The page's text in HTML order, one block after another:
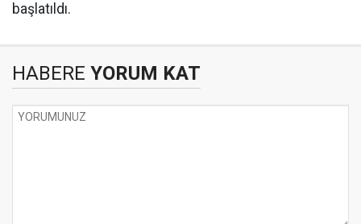
başlatıldı.
HABERE YORUM KAT